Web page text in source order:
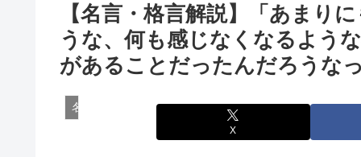
【名言・格言解説】「あまり
うな、何も感じなくなるよう
があることだったんだろうな
名言・格言
X